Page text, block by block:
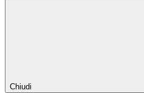
Chiudi